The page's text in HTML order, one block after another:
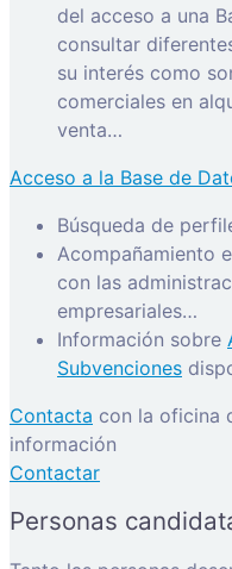
del acceso a una
consultar
su interés como
comerciales en
venta…
Acceso a la Base de
Búsqueda de
Acompañamiento
con las
empresariales…
Información sobre
Subvenciones
Contacta con la oficina
información
Contactar
Personas